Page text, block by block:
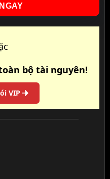
bộ tài nguyên!
VIP